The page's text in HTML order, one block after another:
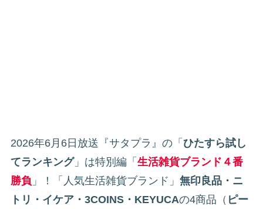
2026年6月6日放送『サタプラ』の「 ひたすら試し
てランキング」は特別編「 生活雑貨ブランド４番
勝負 」！「人気生活雑貨ブランド」 無印良品・ニ
トリ・イケア・3COINS・KEYUCAの4商品（ ピー